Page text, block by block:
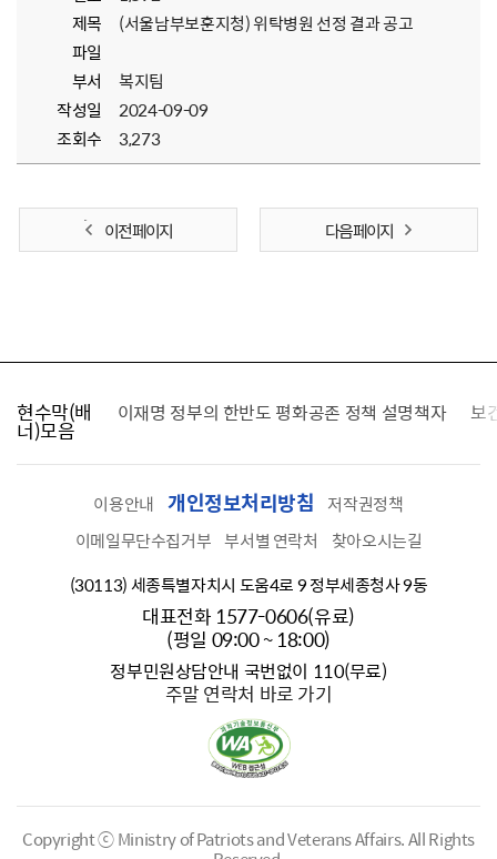
제목
(서울남부보훈지청) 위탁병원 선정 결과 공고
파일
부서
복지팀
작성일
2024-09-09
조회수
3,273
이전 페이지 다음 페이지
현수막(배
너)모음
찾습니다 이재명 정부의 한반도 평화공존 정책 설명책자 보
이용안내 개인정보처리방침
저작권정책
이메일무단수집거부 부서별 연락처
찾아오시는길
(30113) 세종특별자치시 도움4로 9 정부세종청사 9동
대표전화 1577-0606(유료)
(평일 09:00 ~ 18:00)
정부민원상담안내 국번없이 110(무료)
주말 연락처 바로 가기
Copyright ⓒ Ministry of Patriots and Veterans Affairs.All Rights